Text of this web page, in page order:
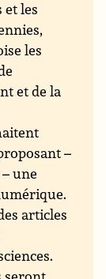
et les
les
et de la
–
– une
articles